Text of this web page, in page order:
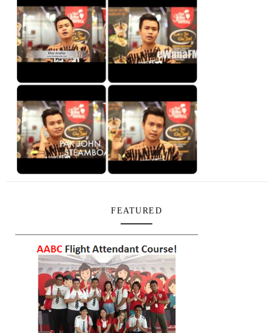
FEATURED